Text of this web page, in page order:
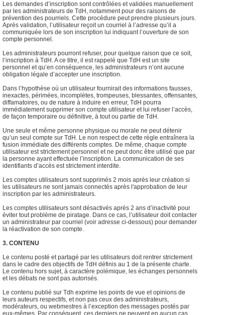
Les demandes d’inscription sont contrôlées et validées manuellement
par les administrateurs de TdH, notamment pour des raisons de
prévention des pourriels. Cette procédure peut prendre plusieurs jours.
Après validation, l’utilisateur reçoit un courriel à l’adresse qu’il a
communiquée lors de son inscription lui indiquant l’ouverture de son
compte personnel.
Les administrateurs pourront refuser, pour quelque raison que ce soit,
l’inscription à TdH. A ce titre, il est rappelé que TdH est un site
personnel et qu’en conséquence, les administrateurs n’ont aucune
obligation légale d’accepter une inscription.
Dans l’hypothèse où un utilisateur fournirait des informations fausses,
inexactes, périmées, incomplètes, trompeuses, blessantes, offensantes,
diffamatoires, ou de nature à induire en erreur, TdH pourra
immédiatement supprimer son compte utilisateur et lui refuser l’accès,
de façon temporaire ou définitive, à tout ou partie de TdH.
Une seule et même personne physique ou morale ne peut détenir
qu’un seul compte sur TdH. Le non respect de cette règle entraînera la
fusion immédiate des différents comptes. De même, chaque compte
utilisateur est strictement personnel et ne peut donc être utilisé que par
la personne ayant effectuée l’inscription. La communication de ses
identifiants d’accès est strictement interdite.
Les comptes utilisateurs sont supprimés 2 mois après leur création si
les utilisateurs ne sont jamais connectés après l'approbation de leur
inscription par les administrateurs.
Les comptes utilisateurs sont désactivés après 2 ans d’inactivité pour
éviter tout problème de piratage. Dans ce cas, l’utilisateur doit contacter
un administrateur par courriel (voir adresse ci-dessous) pour demander
la réactivation de son compte.
3. CONTENU
Le contenu posté et partagé par les utilisateurs doit rentrer strictement
dans le cadre des objectifs de TdH définis au 1 de la présente charte.
Le contenu hors sujet, à caractère polémique, les échanges personnels
et les débats ne sont pas autorisés.
Le contenu publié sur Tdh exprime les points de vue et opinions de
leurs auteurs respectifs, et non pas ceux des administrateurs,
modérateurs, ou webmestres à l’exception des messages postés par
eux-mêmes. Par conséquent, ces derniers ne peuvent en aucun cas